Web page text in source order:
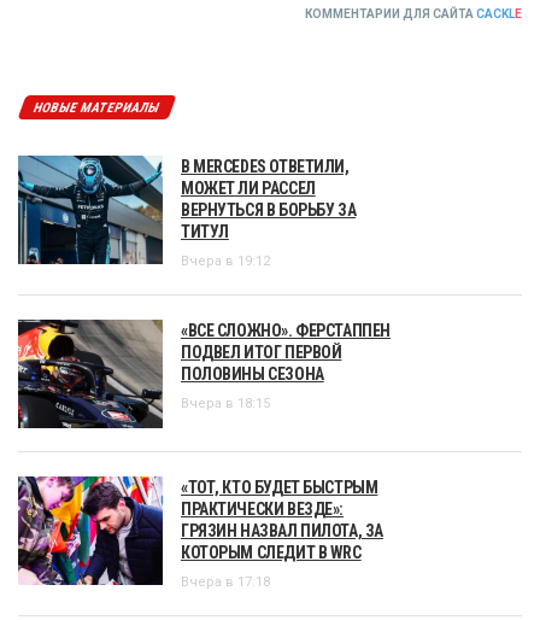
КОММЕНТАРИИ ДЛЯ САЙТА CACKLE
НОВЫЕ МАТЕРИАЛЫ
В MERCEDES ОТВЕТИЛИ,
МОЖЕТ ЛИ РАССЕЛ
ВЕРНУТЬСЯ В БОРЬБУ ЗА
ТИТУЛ
Вчера в 19:12
«ВСЕ СЛОЖНО». ФЕРСТАППЕН
ПОДВЕЛ ИТОГ ПЕРВОЙ
ПОЛОВИНЫ СЕЗОНА
Вчера в 18:15
«ТОТ, КТО БУДЕТ БЫСТРЫМ
ПРАКТИЧЕСКИ ВЕЗДЕ»:
ГРЯЗИН НАЗВАЛ ПИЛОТА, ЗА
КОТОРЫМ СЛЕДИТ В WRC
Вчера в 17:18